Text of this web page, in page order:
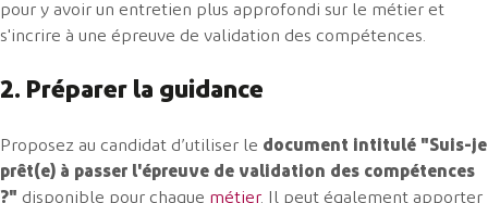
pour y avoir un entretien plus approfondi sur le métier et
s'incrire à une épreuve de validation des compétences.
2. Préparer la guidance
Proposez au candidat d’utiliser le document intitulé "Suis-je
prêt(e) à passer l'épreuve de validation des compétences
?" disponible pour chaque métier. Il peut également apporter